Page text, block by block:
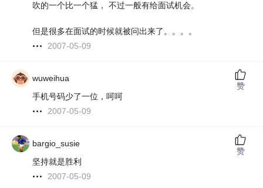
吹的一个比一个猛， 不过一般有给面试机会。
但是很多在面试的时候就被问出来了。。。。
2007-05-09
wuweihua
手机号码少了一位，呵呵
2007-05-09
赞
bargio_susie
坚持就是胜利
2007-05-09
赞